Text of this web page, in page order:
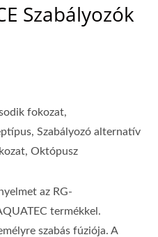
Szabályozók
fokozat,
Szabályozó alternatív
Októpusz
az RG-
termékkel.
szabás fúziója. A